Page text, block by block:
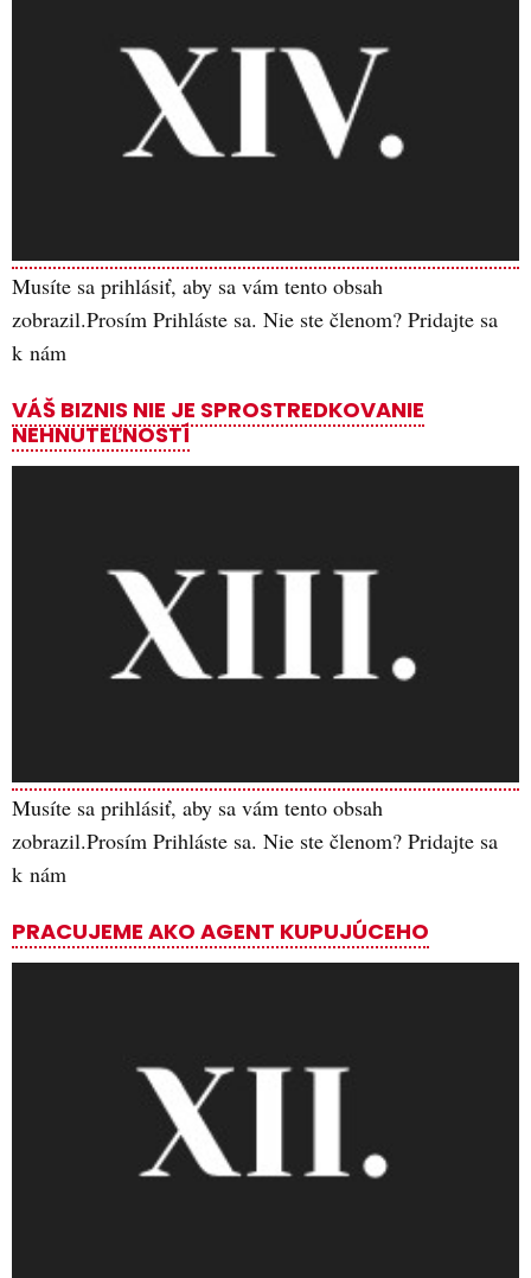
Musíte sa prihlásiť, aby sa vám tento obsah
zobrazil.Prosím Prihláste sa. Nie ste členom? Pridajte sa
k nám
VÁŠ BIZNIS NIE JE SPROSTREDKOVANIE
NEHNUTEĽNOSTÍ
Musíte sa prihlásiť, aby sa vám tento obsah
zobrazil.Prosím Prihláste sa. Nie ste členom? Pridajte sa
k nám
PRACUJEME AKO AGENT KUPUJÚCEHO